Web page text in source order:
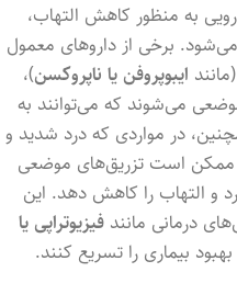
به منظور کاهش التهاب،
برخی از داروهای معمول
ایبوپروفن یا ناپروکسن)،
می‌شوند که می‌توانند به
در مواردی که درد شدید و
است تزریق‌های موضعی
و التهاب را کاهش دهد. این
درمانی مانند فیزیوتراپی یا
بیماری را تسریع کنند.